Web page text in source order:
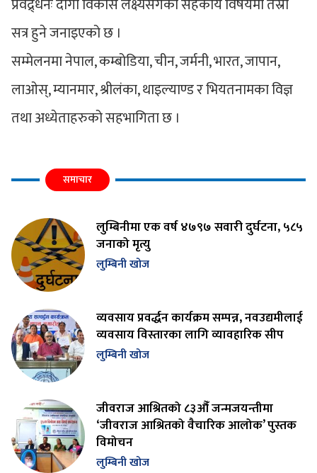
प्रवद्र्धनः दीगो विकास लक्ष्यसंगको सहकार्य विषयमा तेस्रो
सत्र हुने जनाइएको छ ।
सम्मेलनमा नेपाल, कम्बोडिया, चीन, जर्मनी, भारत, जापान,
लाओस्, म्यानमार, श्रीलंका, थाइल्याण्ड र भियतनामका विज्ञ
तथा अध्येताहरुको सहभागिता छ ।
समाचार
लुम्बिनीमा एक वर्ष ४७९७ सवारी दुर्घटना, ५८५
जनाको मृत्यु
लुम्बिनी खोज
व्यवसाय प्रवर्द्धन कार्यक्रम सम्पन्न, नवउद्यमीलाई
व्यवसाय विस्तारका लागि व्यावहारिक सीप
लुम्बिनी खोज
जीवराज आश्रितको ८३औँ जन्मजयन्तीमा
‘जीवराज आश्रितको वैचारिक आलोक’ पुस्तक
विमोचन
लुम्बिनी खोज